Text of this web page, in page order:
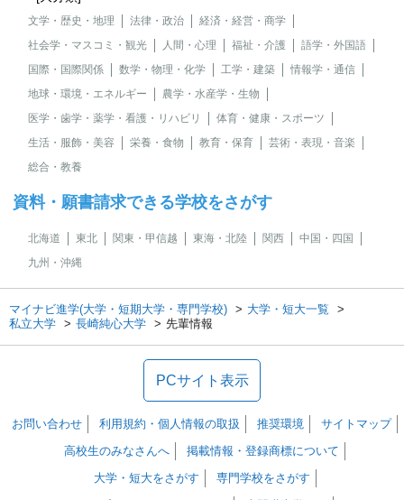
文学・歴史・地理 法律・政治
経済・経営・商学
社会学・マスコミ・観光
人間・心理 福祉・介護
語学・外国語
国際・国際関係
数学・物理・化学 工学・建築
情報学・通信
地球・環境・エネルギー
農学・水産学・生物
医学・歯学・薬学・看護・リハビリ
体育・健康・スポーツ
生活・服飾・美容
栄養・食物 教育・保育
芸術・表現・音楽
総合・教養
資料・願書請求できる学校をさがす
北海道 東北 関東・甲信越 東海・北陸 関西
中国・四国
九州・沖縄
マイナビ進学(大学・短期大学・専門学校)
大学・短大一覧
私立大学
長崎純心大学 先輩情報
PCサイト表示
お問い合わせ 利用規約・個人情報の取扱 推奨環境
サイトマップ
高校生のみなさんへ
掲載情報・登録商標について
大学・短大をさがす
専門学校をさがす